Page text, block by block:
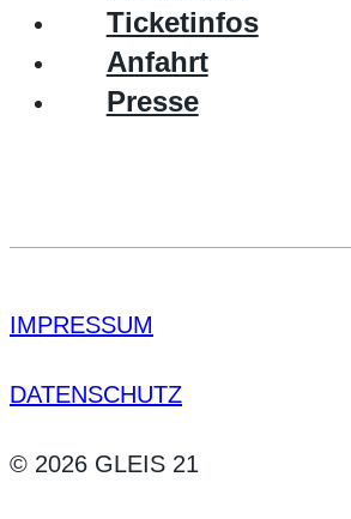
Ticketinfos
Anfahrt
Presse
IMPRESSUM
DATENSCHUTZ
© 2026 GLEIS 21